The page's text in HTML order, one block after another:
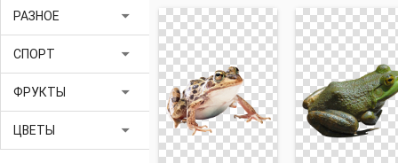
РАЗНОЕ arrow_drop_down
СПОРТ arrow_drop_down
ФРУКТЫ arrow_drop_down
ЦВЕТЫ arrow_drop_down